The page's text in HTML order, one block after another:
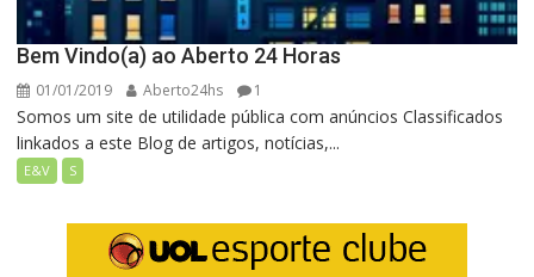
Bem Vindo(a) ao Aberto 24 Horas
01/01/2019 Aberto24hs 1
Somos um site de utilidade pública com anúncios Classificados
linkados a este Blog de artigos, notícias,...
E&V S